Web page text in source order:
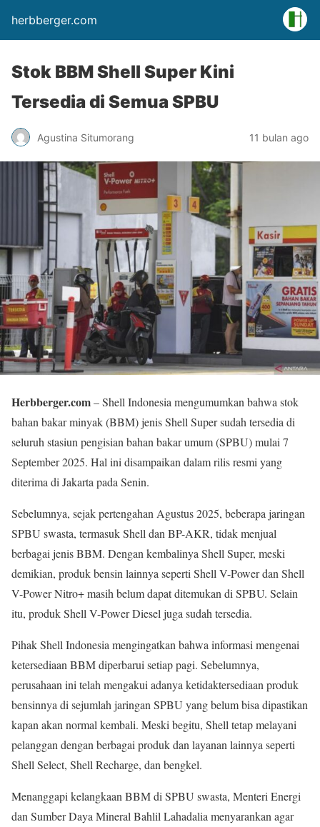
herbberger.com
Stok BBM Shell Super Kini
Tersedia di Semua SPBU
Agustina Situmorang 11 bulan ago
Herbberger.com– Shell Indonesia mengumumkan bahwa stok
bahan bakar minyak (BBM) jenis Shell Super sudah tersedia di
seluruh stasiun pengisian bahan bakar umum (SPBU) mulai 7
September 2025. Hal ini disampaikan dalam rilis resmi yang
diterima di Jakarta pada Senin.
Sebelumnya, sejak pertengahan Agustus 2025, beberapa jaringan
SPBU swasta, termasuk Shell dan BP-AKR, tidak menjual
berbagai jenis BBM. Dengan kembalinya Shell Super, meski
demikian, produk bensin lainnya seperti Shell V-Power dan Shell
V-Power Nitro+ masih belum dapat ditemukan di SPBU. Selain
itu, produk Shell V-Power Diesel juga sudah tersedia.
Pihak Shell Indonesia mengingatkan bahwa informasi mengenai
ketersediaan BBM diperbarui setiap pagi. Sebelumnya,
perusahaan ini telah mengakui adanya ketidaktersediaan produk
bensinnya di sejumlah jaringan SPBU yang belum bisa dipastikan
kapan akan normal kembali. Meski begitu, Shell tetap melayani
pelanggan dengan berbagai produk dan layanan lainnya seperti
Shell Select, Shell Recharge, dan bengkel.
Menanggapi kelangkaan BBM di SPBU swasta, Menteri Energi
dan Sumber Daya Mineral Bahlil Lahadalia menyarankan agar